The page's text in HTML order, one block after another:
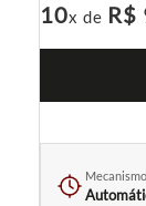
10x de R$
Mecanismo